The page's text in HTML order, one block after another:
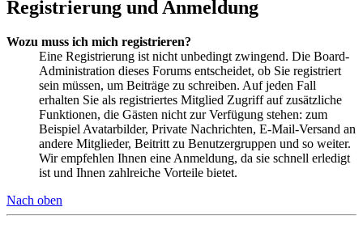
Registrierung und Anmeldung
Wozu muss ich mich registrieren?
Eine Registrierung ist nicht unbedingt zwingend. Die Board-
Administration dieses Forums entscheidet, ob Sie registriert
sein müssen, um Beiträge zu schreiben. Auf jeden Fall
erhalten Sie als registriertes Mitglied Zugriff auf zusätzliche
Funktionen, die Gästen nicht zur Verfügung stehen: zum
Beispiel Avatarbilder, Private Nachrichten, E-Mail-Versand an
andere Mitglieder, Beitritt zu Benutzergruppen und so weiter.
Wir empfehlen Ihnen eine Anmeldung, da sie schnell erledigt
ist und Ihnen zahlreiche Vorteile bietet.
Nach oben